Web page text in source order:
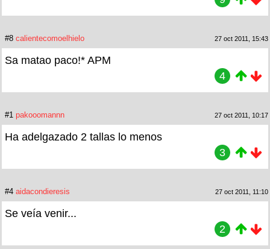
#8 calientecomoelhielo 27 oct 2011, 15:43
Sa matao paco!* APM
4
#1 pakooomannn 27 oct 2011, 10:17
Ha adelgazado 2 tallas lo menos
3
#4 aidacondieresis 27 oct 2011, 11:10
Se veía venir...
2